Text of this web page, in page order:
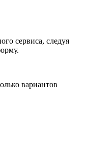
сервиса, следуя
вариантов